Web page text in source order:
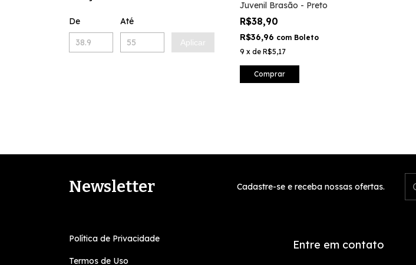
De Até
Aplicar
Juvenil Brasão - Preto
R$38,90
R$36,96 com Boleto
9 x de R$5,17
Comprar
Newsletter Cadastre-se e receba nossas ofertas.
Política de Privacidade
Termos de Uso
Entre em contato